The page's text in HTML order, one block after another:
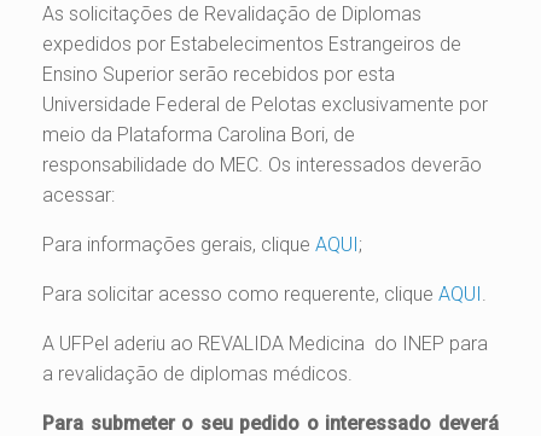
As solicitações de Revalidação de Diplomas
expedidos por Estabelecimentos Estrangeiros de
Ensino Superior serão recebidos por esta
Universidade Federal de Pelotas exclusivamente por
meio da Plataforma Carolina Bori, de
responsabilidade do MEC. Os interessados deverão
acessar:
Para informações gerais, clique AQUI;
Para solicitar acesso como requerente, clique AQUI.
A UFPel aderiu ao REVALIDA Medicina do INEP para
a revalidação de diplomas médicos.
Para submeter o seu pedido o interessado deverá